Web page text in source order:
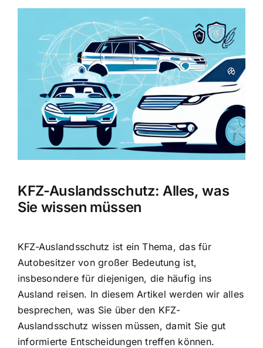
grösseres
KFZ-Auslandsschutz: Alles, was
Sie wissen müssen
KFZ-Auslandsschutz ist ein Thema, das für
Autobesitzer von großer Bedeutung ist,
insbesondere für diejenigen, die häufig ins
Ausland reisen. In diesem Artikel werden wir alles
besprechen, was Sie über den KFZ-
Auslandsschutz wissen müssen, damit Sie gut
informierte Entscheidungen treffen können.